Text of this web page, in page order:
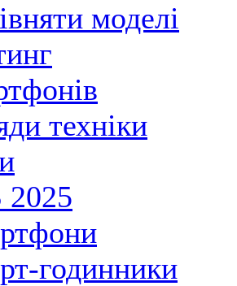
моделі
техніки
2025
годинники